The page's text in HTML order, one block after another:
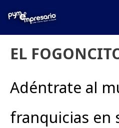
EL
Adéntrate al
franquicias en